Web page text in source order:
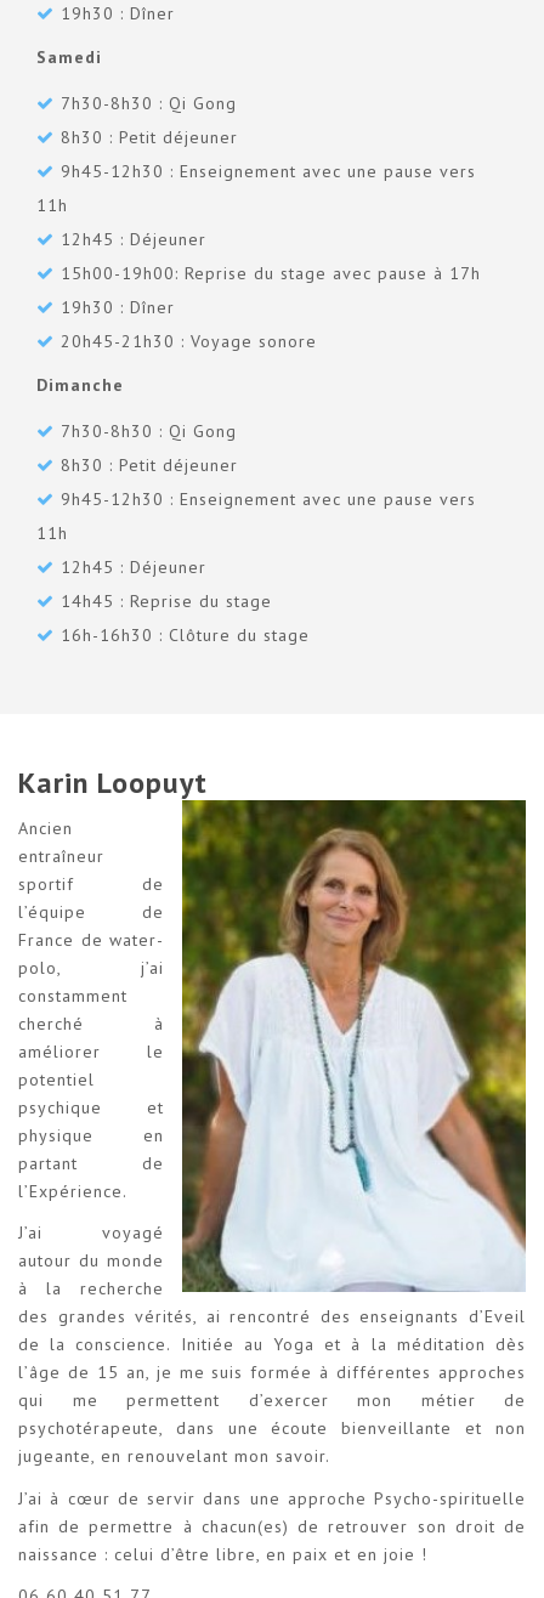
19h30 : Dîner
Samedi
7h30-8h30 : Qi Gong
8h30 : Petit déjeuner
9h45-12h30 : Enseignement avec une pause vers
11h
12h45 : Déjeuner
15h00-19h00: Reprise du stage avec pause à 17h
19h30 : Dîner
20h45-21h30 : Voyage sonore
Dimanche
7h30-8h30 : Qi Gong
8h30 : Petit déjeuner
9h45-12h30 : Enseignement avec une pause vers
11h
12h45 : Déjeuner
14h45 : Reprise du stage
16h-16h30 : Clôture du stage
Karin Loopuyt
Ancien
entraîneur
sportif de
l’équipe de
France de water-
polo, j’ai
constamment
cherché à
améliorer le
potentiel
psychique et
physique en
partant de
l’Expérience.
J’ai voyagé
autour du monde
à la recherche
des grandes vérités, ai rencontré des enseignants d’Eveil
de la conscience. Initiée au Yoga et à la méditation dès
l’âge de 15 an, je me suis formée à différentes approches
qui me permettent d’exercer mon métier de
psychotérapeute, dans une écoute bienveillante et non
jugeante, en renouvelant mon savoir.
J’ai à cœur de servir dans une approche Psycho-spirituelle
afin de permettre à chacun(es) de retrouver son droit de
naissance : celui d’être libre, en paix et en joie !